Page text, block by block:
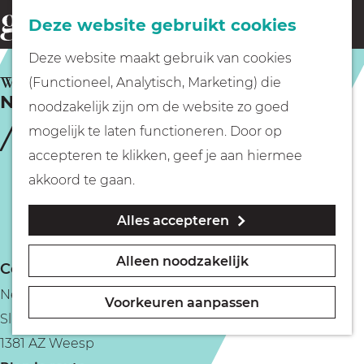
Deze website gebruikt cookies
Deze website maakt gebruik van cookies
(Functioneel, Analytisch, Marketing) die
noodzakelijk zijn om de website zo goed
mogelijk te laten functioneren. Door op
accepteren te klikken, geef je aan hiermee
akkoord te gaan.
Alles accepteren
Alleen noodzakelijk
Voorkeuren aanpassen
G
a
n
a
o
m
e
p
Fietsen
Wandelen
Geocachen
Naar het museum
o
e
k
e
n
Nelis IJssalon
WEESP
Contact
Nelis' IJssalon
Slijkstraat 41
1381 AZ Weesp